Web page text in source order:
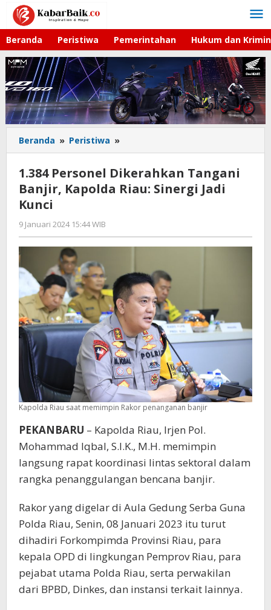
Lewati
konten
Beranda Peristiwa Pemerintahan Hukum dan
Beranda » Peristiwa »
Personel
Dikerahkan
Tangani
Banjir,
1.384 Personel Dikerahkan Tangani
Banjir, Kapolda Riau: Sinergi Jadi
Kunci
9 Januari 2024 15:44 WIB
Gagah
Saputra
Kapolda Riau saat memimpin Rakor penanganan banjir
PEKANBARU – Kapolda Riau, Irjen Pol.
Mohammad Iqbal, S.I.K., M.H. memimpin
langsung rapat koordinasi lintas sektoral dalam
rangka penanggulangan bencana banjir.
Rakor yang digelar di Aula Gedung Serba Guna
Polda Riau, Senin, 08 Januari 2023 itu turut
dihadiri Forkompimda Provinsi Riau, para
kepala OPD di lingkungan Pemprov Riau, para
pejabat utama Polda Riau, serta perwakilan
dari BPBD, Dinkes, dan instansi terkait lainnya.